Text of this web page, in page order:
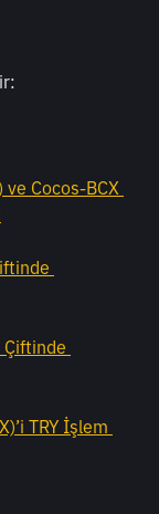
ve Cocos-BCX
Çiftinde
TRY İşlem